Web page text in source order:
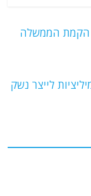
הקמת הממשלה
לייצר נשק